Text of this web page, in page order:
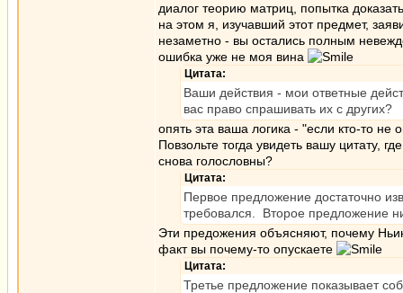
диалог теорию матриц, попытка
на этом я, изучавший этот предмет,
незаметно - вы остались полным
ошибка уже не моя вина
Цитата:
Ваши действия - мои ответные
вас право спрашивать их с других?
опять эта ваша логика - "если кто-то не
Повзольте тогда увидеть вашу цитату,
снова голословны?
Цитата:
Первое предложение достаточно
требовался. Второе предложение
Эти предожения объясняют, почему
факт вы почему-то опускаете
Цитата:
Третье предложение показывает